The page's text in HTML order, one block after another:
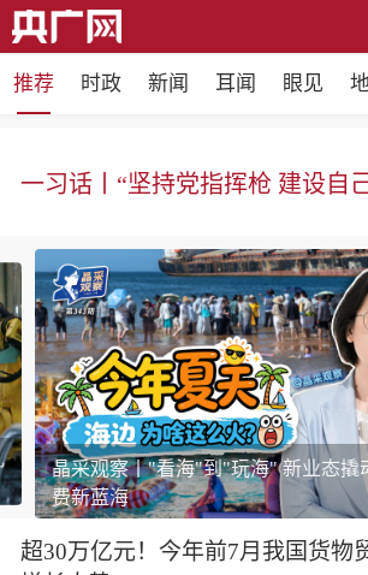
推荐 时政 新闻 耳闻 眼见
东方之约 相约未来
一习话丨“坚持党指挥枪 建设自
晶采观察丨"看海"到"玩海" 新业态撬
费新蓝海
超30万亿元！今年前7月我国货物